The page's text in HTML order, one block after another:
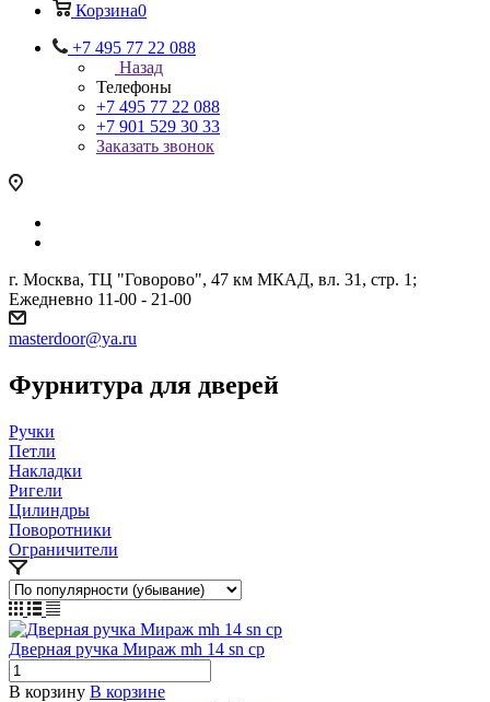
Корзина0
+7 495 77 22 088
Назад
Телефоны
+7 495 77 22 088
+7 901 529 30 33
Заказать звонок
г. Москва, ТЦ "Говорово", 47 км МКАД, вл. 31, стр. 1;
Ежедневно 11-00 - 21-00
masterdoor@ya.ru
Фурнитура для дверей
Ручки
Петли
Накладки
Ригели
Цилиндры
Поворотники
Ограничители
Дверная ручка Мираж mh 14 sn cp
В корзину В корзине